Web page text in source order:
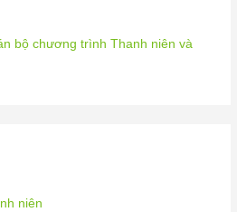
bộ chương trình Thanh niên và
niên